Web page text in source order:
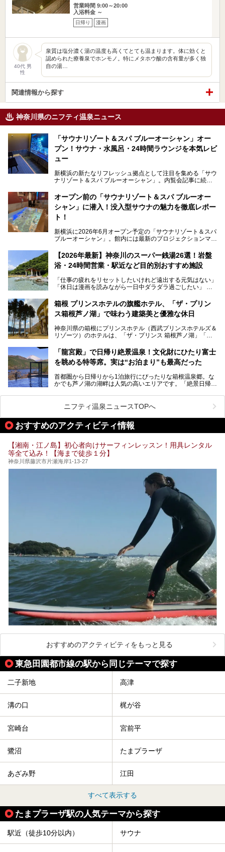
営業時間 9:00～20:00
入浴料金 ～
日帰り 漫画
40代 男
性
泉質は塩分濃く湯の温度も高くてとても温まります。体に効くと
認められた療養泉でホンモノ。特にメタホウ酸の含有量が多く独
自の湯…
関連情報から探す
神奈川県のニフティ温泉ニュース
「サウナリゾート＆スパ ブルーオーシャン」オー
プン！サウナ・水風呂・24時間ラウンジを本気レビ
ュー
新横浜の新たなリフレッシュ拠点として注目を集める「サウ
ナリゾート＆スパ ブルーオーシャン」。内覧会記事に続
す。サウナや水風呂の気持ちよさはもちろん、リラックスス
ペースの過ごしやすさまで徹底チェック。新横浜エリアで日
常の疲れをリセットしたい人、ライブやスポーツ観戦遠征組
は必見です。
オープン前の「サウナリゾート＆スパ ブルーオー
シャン」に潜入！没入型サウナの魅力を徹底レポー
ト！
新横浜に2026年6月オープン予定の「サウナリゾート＆スパ
ブルーオーシャン」。館内には最新のプロジェクションマッ
的な“没入感（イマーシブ）”を体験できます。
今回は、そんな大注目の施設に一足先にお邪魔し、その全貌
を見学させていただきました！
サウナ室の中に咲き誇る桜、魚たちが泳ぐ水風呂、そしてバ
リのビーチを思わせる休憩スペース…。驚きの連続だった館
内の様子をレポートします！
【2026年最新】神奈川のスーパー銭湯26選！岩盤
浴・24時間営業・駅近など目的別おすすめ施設
「仕事の疲れをリセットしたいけれど遠出する元気はない」
「休日は漫画を読みながら一日中ダラダラ過ごしたい」
たい」
そんな「癒やされたい」という願いを叶えてくれるのが、神
神奈川県には、サウナや岩盤浴、一日中遊べるエンタメ施設
など、“非日常”を味わえるスーパー銭湯が数多く揃っていま
う」という人も多いはず。
そこで今回は、神奈川県内の人気施設26選を「安さ」「岩
業」「駅近」など、目的別に厳選して紹介します。
今の気分にぴったりの施設を見つけて、最高のリフレッシュ
箱根 プリンスホテルの旗艦ホテル、「ザ・プリン
ス箱根芦ノ湖」で味わう建築美と優雅な休日
神奈川県の箱根にプリンスホテル（西武プリンスホテルズ＆
リゾーツ）のホテルは、「ザ・プリンス 箱根芦ノ湖」「芦
「箱根仙石原プリンスホテル」と4軒あり、今回ご紹介する
「ザ・プリンス 箱根芦ノ湖」は、その中でもフラッグシッ
プ（旗艦）に位置づけられる特別なホテルです。
昭和の日本を代表する建築家の一人、村野藤吾が芦ノ湖の畔
に建てた桃源郷のようなホテルがここ。自家源泉の温泉や、
提供元：株式会社西武・プリンスホテルズワールドワイド
【PR】
この記事はザ・プリンス 箱根芦ノ湖のPR記事です。
「龍宮殿」で日帰り絶景温泉！文化財にひたり富士
を眺める特等席。実は“お泊まり”も最高だった
首都圏から日帰りから1泊旅行にぴったりな箱根温泉郷。な
かでも芦ノ湖の湖畔は人気の高いエリアです。「絶景日帰り
が楽しめるまさに眺望自慢の日帰り温泉。
そしてここは全24室の「箱根 芦ノ湖畔蛸川温泉 龍宮殿」と
して宿泊もできます。宿泊者は「龍宮殿本館」の営業時間に
加えて、朝6時からの宿泊者専用時間帯にも「龍宮殿本館」
のお風呂が利用できます。
今回は日帰り温泉としての「絶景日帰り温泉 龍宮殿本館
（以下、龍宮殿本館）」と、旅館としての「箱根 芦ノ湖畔
蛸川温泉 龍宮殿（以下、龍宮殿）」の両方の魅力をたっぷ
りお伝えします！
ここは箱根神社、九頭龍神社、白龍神社、箱根元宮と箱根の
4つの神社に囲まれたパワースポットです。
提供元：株式会社西武・プリンスホテルズワールドワイド
この記事は箱根 芦ノ湖畔蛸川温泉 龍宮殿のPR記事です。
ニフティ温泉ニュースTOPへ
おすすめのアクティビティ情報
【湘南・江ノ島】初心者向けサーフィンレッスン！用具レンタル
等全て込み！【海まで徒歩１分】
神奈川県藤沢市片瀬海岸1-13-27
おすすめのアクティビティをもっと見る
東急田園都市線の駅から同じテーマで探す
二子新地 高津
溝の口 梶が谷
宮崎台 宮前平
鷺沼 たまプラーザ
あざみ野 江田
すべて表示する
たまプラーザ駅の人気テーマから探す
駅近（徒歩10分以内） サウナ